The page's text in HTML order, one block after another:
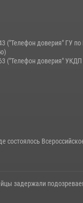
("Телефон доверия" ГУ
("Телефон доверия" УКДП
состоялось
задержали